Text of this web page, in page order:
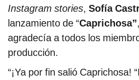
Instagram stories, Sofía
lanzamiento de “Caprichosa”
agradecía a todos los
producción.
“¡Ya por fin salió Caprichosa!